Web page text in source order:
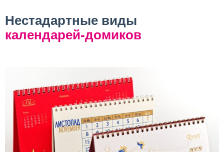
Нестадартные виды
календарей-домиков